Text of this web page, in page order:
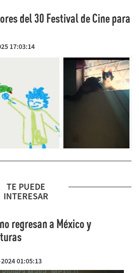
del 30 Festival de Cine para
17:03:14
TE PUEDE
INTERESAR
regresan a México y
2024 01:05:13